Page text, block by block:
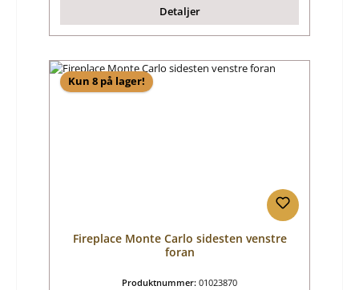
Detaljer
Kun 8 på lager!
Fireplace Monte Carlo sidesten venstre
foran
Produktnummer: 01023870